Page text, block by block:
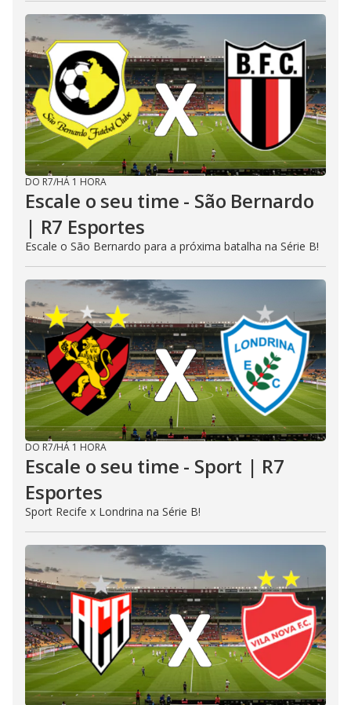
DO R7/HÁ 1 HORA
Escale o seu time - São Bernardo
| R7 Esportes
Escale o São Bernardo para a próxima batalha na Série B!
DO R7/HÁ 1 HORA
Escale o seu time - Sport | R7
Esportes
Sport Recife x Londrina na Série B!